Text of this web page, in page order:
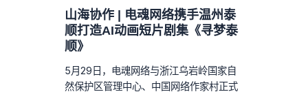
山海协作 | 电魂网络携手温州泰
顺打造AI动画短片剧集《寻梦泰
顺》
5月29日，电魂网络与浙江乌岩岭国家自
然保护区管理中心、中国网络作家村正式